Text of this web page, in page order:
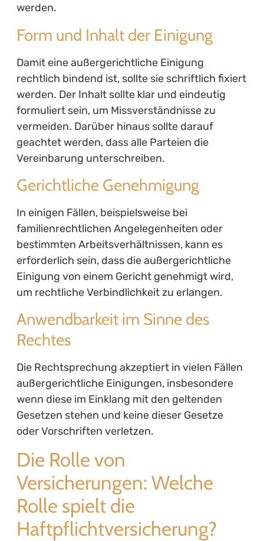
werden.
Form und Inhalt der Einigung
Damit eine außergerichtliche Einigung
rechtlich bindend ist, sollte sie schriftlich fixiert
werden. Der Inhalt sollte klar und eindeutig
formuliert sein, um Missverständnisse zu
vermeiden. Darüber hinaus sollte darauf
geachtet werden, dass alle Parteien die
Vereinbarung unterschreiben.
Gerichtliche Genehmigung
In einigen Fällen, beispielsweise bei
familienrechtlichen Angelegenheiten oder
bestimmten Arbeitsverhältnissen, kann es
erforderlich sein, dass die außergerichtliche
Einigung von einem Gericht genehmigt wird,
um rechtliche Verbindlichkeit zu erlangen.
Anwendbarkeit im Sinne des
Rechtes
Die Rechtsprechung akzeptiert in vielen Fällen
außergerichtliche Einigungen, insbesondere
wenn diese im Einklang mit den geltenden
Gesetzen stehen und keine dieser Gesetze
oder Vorschriften verletzen.
Die Rolle von
Versicherungen: Welche
Rolle spielt die
Haftpflichtversicherung?